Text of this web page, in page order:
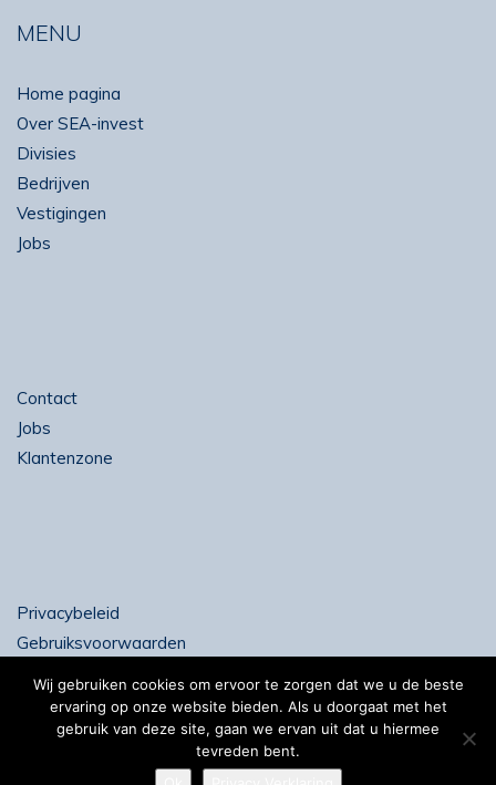
MENU
Home pagina
Over SEA-invest
Divisies
Bedrijven
Vestigingen
Jobs
Contact
Jobs
Klantenzone
Privacybeleid
Gebruiksvoorwaarden
Copyright 2019 SEA-Invest -Sitemap-
Wij gebruiken cookies om ervoor te zorgen dat we u de beste
ervaring op onze website bieden. Als u doorgaat met het
gebruik van deze site, gaan we ervan uit dat u hiermee
tevreden bent.